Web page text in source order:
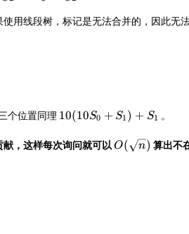
用线段树，标记是无法合并的，因此无
个位置同理 10(10S_0+S_1)+S_1
10(10S0 + S1 ) + S1 。
献，这样每次询问就可以O(\sqrt
O( n) 算出不